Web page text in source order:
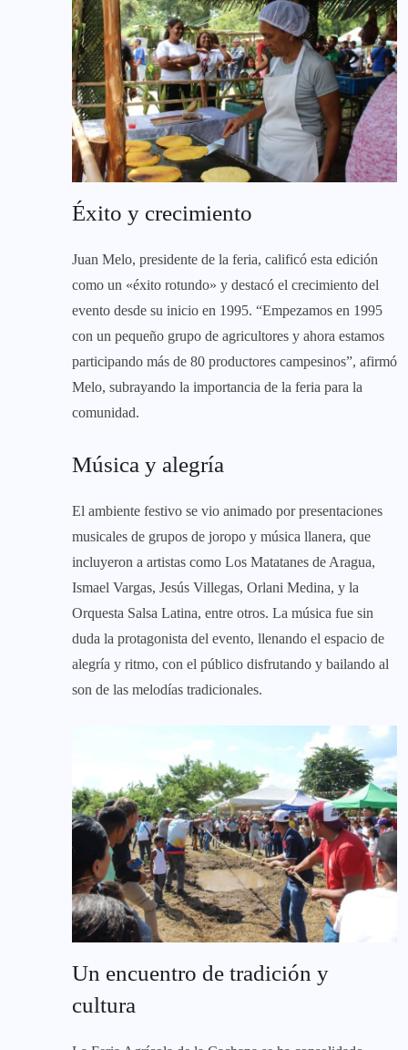
Éxito y crecimiento
Juan Melo, presidente de la feria, calificó esta edición
como un «éxito rotundo» y destacó el crecimiento del
evento desde su inicio en 1995. “Empezamos en 1995
con un pequeño grupo de agricultores y ahora estamos
participando más de 80 productores campesinos”, afirmó
Melo, subrayando la importancia de la feria para la
comunidad.
Música y alegría
El ambiente festivo se vio animado por presentaciones
musicales de grupos de joropo y música llanera, que
incluyeron a artistas como Los Matatanes de Aragua,
Ismael Vargas, Jesús Villegas, Orlani Medina, y la
Orquesta Salsa Latina, entre otros. La música fue sin
duda la protagonista del evento, llenando el espacio de
alegría y ritmo, con el público disfrutando y bailando al
son de las melodías tradicionales.
Un encuentro de tradición y
cultura